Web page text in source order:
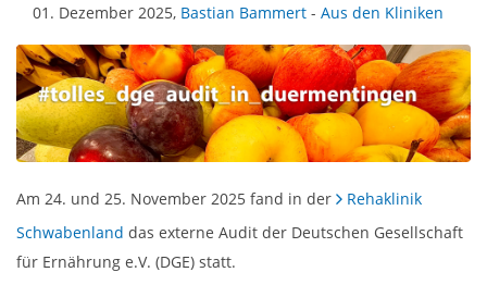
01. Dezember 2025, Bastian Bammert - Aus den Kliniken
Am 24. und 25. November 2025 fand in der
Rehaklinik
Schwabenland das externe Audit der Deutschen Gesellschaft
für Ernährung e.V. (DGE) statt.